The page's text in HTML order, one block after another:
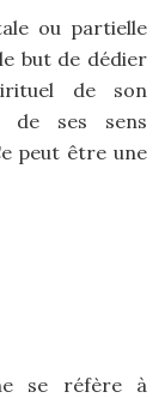
ou partielle
but de dédier
de son
de ses sens
peut être une
se réfère à